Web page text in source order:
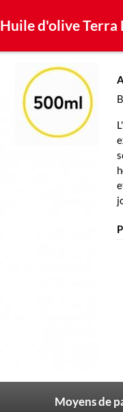
Huile d'olive Terra
Moyens de